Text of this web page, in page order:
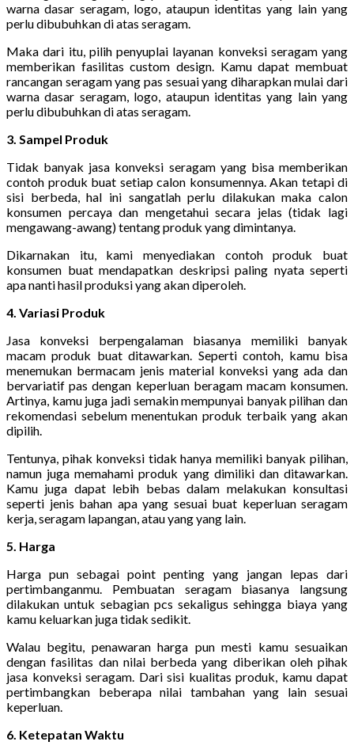
warna dasar seragam, logo, ataupun identitas yang lain yang
perlu dibubuhkan di atas seragam.
Maka dari itu, pilih penyuplai layanan konveksi seragam yang
memberikan fasilitas custom design. Kamu dapat membuat
rancangan seragam yang pas sesuai yang diharapkan mulai dari
warna dasar seragam, logo, ataupun identitas yang lain yang
perlu dibubuhkan di atas seragam.
3. Sampel Produk
Tidak banyak jasa konveksi seragam yang bisa memberikan
contoh produk buat setiap calon konsumennya. Akan tetapi di
sisi berbeda, hal ini sangatlah perlu dilakukan maka calon
konsumen percaya dan mengetahui secara jelas (tidak lagi
mengawang-awang) tentang produk yang dimintanya.
Dikarnakan itu, kami menyediakan contoh produk buat
konsumen buat mendapatkan deskripsi paling nyata seperti
apa nanti hasil produksi yang akan diperoleh.
4. Variasi Produk
Jasa konveksi berpengalaman biasanya memiliki banyak
macam produk buat ditawarkan. Seperti contoh, kamu bisa
menemukan bermacam jenis material konveksi yang ada dan
bervariatif pas dengan keperluan beragam macam konsumen.
Artinya, kamu juga jadi semakin mempunyai banyak pilihan dan
rekomendasi sebelum menentukan produk terbaik yang akan
dipilih.
Tentunya, pihak konveksi tidak hanya memiliki banyak pilihan,
namun juga memahami produk yang dimiliki dan ditawarkan.
Kamu juga dapat lebih bebas dalam melakukan konsultasi
seperti jenis bahan apa yang sesuai buat keperluan seragam
kerja, seragam lapangan, atau yang yang lain.
5. Harga
Harga pun sebagai point penting yang jangan lepas dari
pertimbanganmu. Pembuatan seragam biasanya langsung
dilakukan untuk sebagian pcs sekaligus sehingga biaya yang
kamu keluarkan juga tidak sedikit.
Walau begitu, penawaran harga pun mesti kamu sesuaikan
dengan fasilitas dan nilai berbeda yang diberikan oleh pihak
jasa konveksi seragam. Dari sisi kualitas produk, kamu dapat
pertimbangkan beberapa nilai tambahan yang lain sesuai
keperluan.
6. Ketepatan Waktu